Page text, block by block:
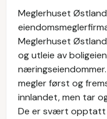
Meglerhuset
Meglerhuset
og utleie av
megler først og
innlandet, men tar
De er svært opptatt